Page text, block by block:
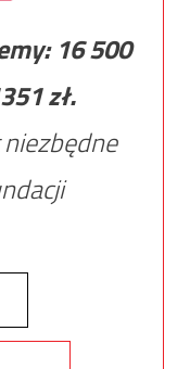
16 500
zł.